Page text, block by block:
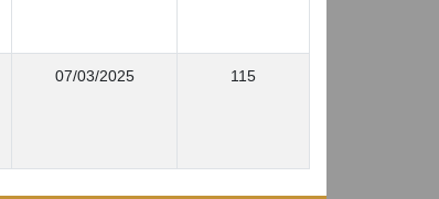
07/03/2025 115